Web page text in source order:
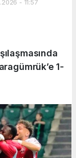
- 11:57
1-